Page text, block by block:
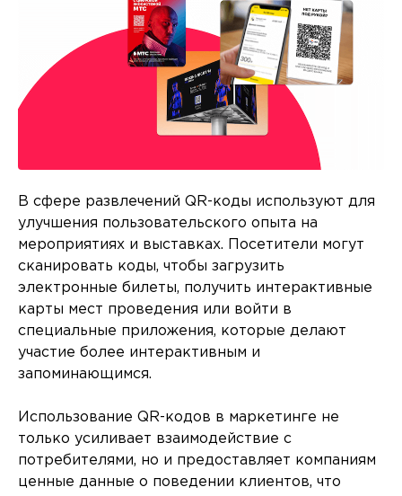
В сфере развлечений QR-коды используют для
улучшения пользовательского опыта на
мероприятиях и выставках. Посетители могут
сканировать коды, чтобы загрузить
электронные билеты, получить интерактивные
карты мест проведения или войти в
специальные приложения, которые делают
участие более интерактивным и
запоминающимся.
Использование QR-кодов в маркетинге не
только усиливает взаимодействие с
потребителями, но и предоставляет компаниям
ценные данные о поведении клиентов, что